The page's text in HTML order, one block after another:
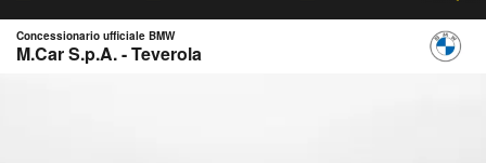
Concessionario ufficiale BMW
M.Car S.p.A. - Teverola